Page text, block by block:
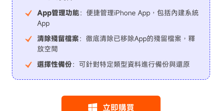
App管理功能：便捷管理iPhone App，包括內建系統
App
清除殘留檔案：徹底清除已移除App的殘留檔案，釋
放空間
選擇性備份：可針對特定類型資料進行備份與還原